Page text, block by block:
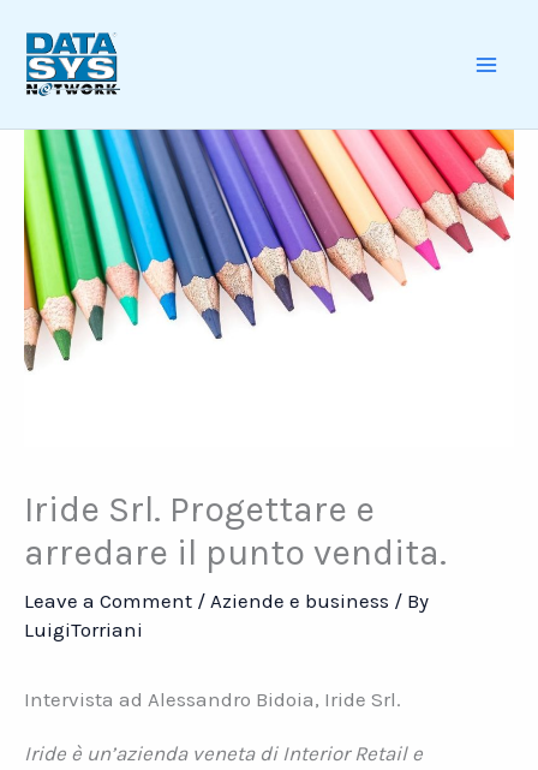
content
Iride Srl. Progettare e
arredare il punto vendita.
Leave a Comment / Aziende e business / By
LuigiTorriani
Intervista ad Alessandro Bidoia, Iride Srl.
Iride è un’azienda veneta di Interior Retail e